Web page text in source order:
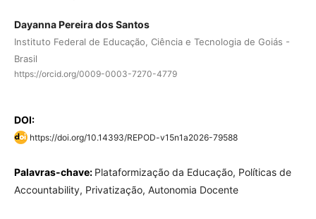
Dayanna Pereira dos Santos
Instituto Federal de Educação, Ciência e Tecnologia de Goiás -
Brasil
https://orcid.org/0009-0003-7270-4779
DOI:
https://doi.org/10.14393/REPOD-v15n1a2026-79588
Palavras-chave: Plataformização da Educação, Políticas de
Accountability, Privatização, Autonomia Docente